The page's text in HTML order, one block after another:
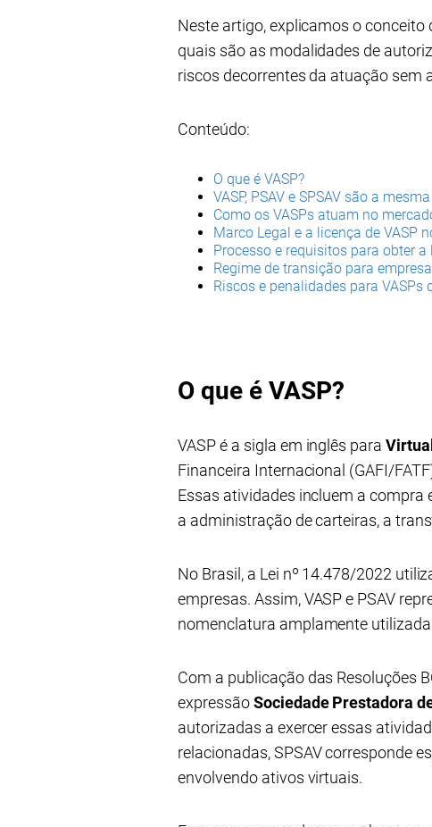
Neste artigo, explicamos o conceito
quais são as modalidades de
riscos decorrentes da atuação sem
Conteúdo:
O que é VASP?
VASP, PSAV e SPSAV são a
Como os VASPs atuam no
Marco Legal e a licença de VASP
Processo e requisitos para obter a
Regime de transição para
Riscos e penalidades para
O que é VASP?
VASP é a sigla em inglês para
Financeira Internacional (GAFI/
Essas atividades incluem a compra
a administração de carteiras, a
No Brasil, a Lei nº 14.478/2022
empresas. Assim, VASP e PSAV
nomenclatura amplamente
Com a publicação das Resoluções
expressãoSociedade Prestadora
autorizadas a exercer essas
relacionadas, SPSAV corresponde
envolvendo ativos virtuais.